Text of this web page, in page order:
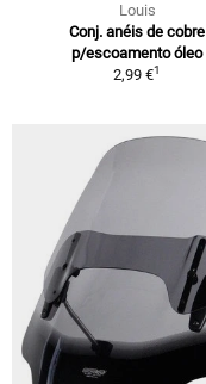
Louis
Conj. anéis de cobre
p/escoamento óleo
2,99 €1